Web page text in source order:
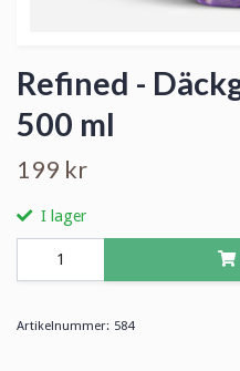
Refined -
500 ml
199 kr
I lager
Artikelnummer: 584